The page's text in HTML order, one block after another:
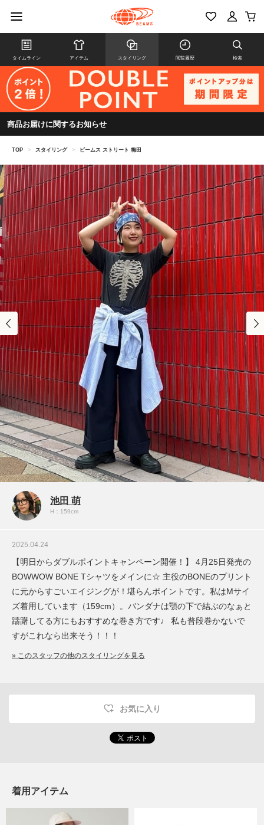
タイムライン アイテム スタイリング 閲覧履歴 検索
商品お届けに関するお知らせ
TOP > スタイリング > ビームス ストリート 梅田
池田 萌
H：159cm
2025.04.24
【明日からダブルポイントキャンペーン開催！】 4月25日発売の
BOWWOW BONE Tシャツをメインに☆ 主役のBONEのプリント
に元からすごいエイジングが！堪らんポイントです。私はMサイ
ズ着用しています（159cm）。バンダナは顎の下で結ぶのなぁと
躊躇してる方にもおすすめな巻き方です♩ 私も普段巻かないで
すがこれなら出来そう！！！
» このスタッフの他のスタイリングを見る
お気に入り
着用アイテム